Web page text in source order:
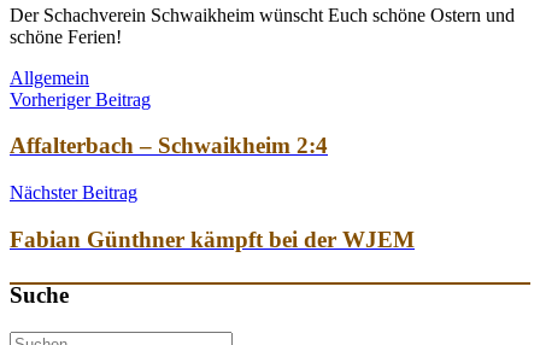
Der Schachverein Schwaikheim wünscht Euch schöne Ostern und
schöne Ferien!
Allgemein
Beitragsnavigation
Vorheriger Beitrag
Affalterbach – Schwaikheim 2:4
Nächster Beitrag
Fabian Günthner kämpft bei der WJEM
Suche
Suchen